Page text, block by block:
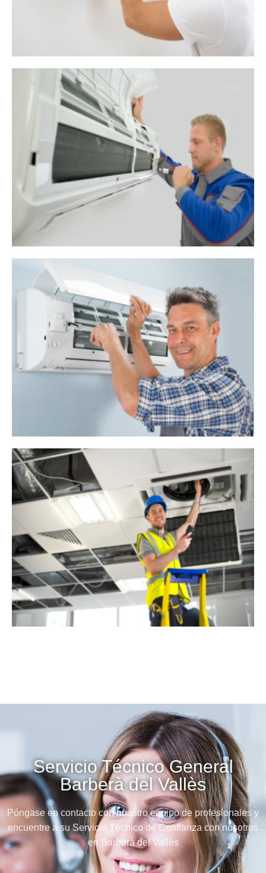
Servicio Técnico General
Barberà del Vallès
Póngase en contacto con nuestro equipo de profesionales y
encuentre a su Servicio Técnico de Confianza con nosotros
en Barberà del Vallès